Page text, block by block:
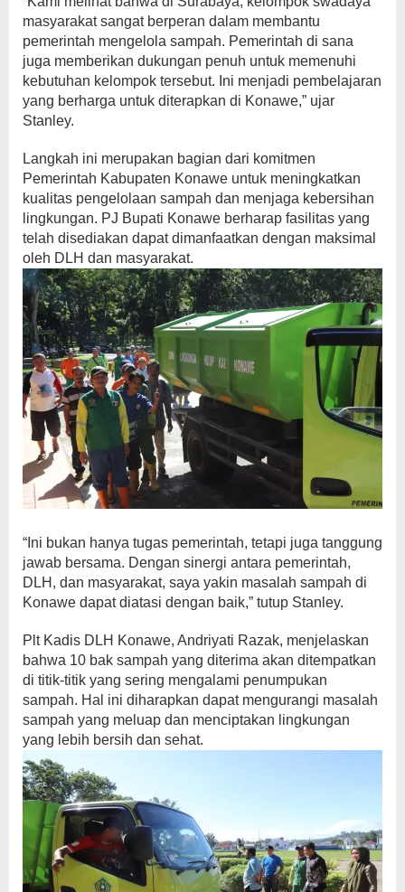
masyarakat sangat berperan dalam membantu
pemerintah mengelola sampah. Pemerintah di sana
juga memberikan dukungan penuh untuk memenuhi
kebutuhan kelompok tersebut. Ini menjadi pembelajaran
yang berharga untuk diterapkan di Konawe,” ujar
Stanley.
Langkah ini merupakan bagian dari komitmen
Pemerintah Kabupaten Konawe untuk meningkatkan
kualitas pengelolaan sampah dan menjaga kebersihan
lingkungan. PJ Bupati Konawe berharap fasilitas yang
telah disediakan dapat dimanfaatkan dengan maksimal
oleh DLH dan masyarakat.
“Ini bukan hanya tugas pemerintah, tetapi juga tanggung
jawab bersama. Dengan sinergi antara pemerintah,
DLH, dan masyarakat, saya yakin masalah sampah di
Konawe dapat diatasi dengan baik,” tutup Stanley.
Plt Kadis DLH Konawe, Andriyati Razak, menjelaskan
bahwa 10 bak sampah yang diterima akan ditempatkan
di titik-titik yang sering mengalami penumpukan
sampah. Hal ini diharapkan dapat mengurangi masalah
sampah yang meluap dan menciptakan lingkungan
yang lebih bersih dan sehat.